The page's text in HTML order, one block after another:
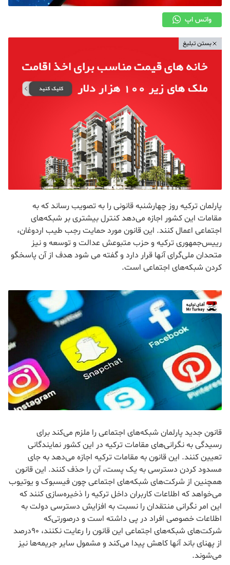
واتس اپ
بستن تبلیغ
پارلمان ترکیه‌ روز چهارشنبه قانونی را به تصویب رساند که به
مقامات این کشور اجازه می‌دهد کنترل بیشتری بر شبکه‌های
اجتماعی اعمال کنند. این قانون مورد حمایت رجب طیب اردوغان،
رییس‌جمهوری ترکیه و حزب متبوعش عدالت و توسعه و نیز
متحدان ملی‌گرای آنها قرار دارد و گفته می شود هدف از آن پاسخگو
کردن شبکه‌های اجتماعی است.
قانون جدید پارلمان شبکه‌های اجتماعی را ملزم می‌کند برای
رسیدگی به نگرانی‌های مقامات ترکیه در این کشور نمایندگانی
تعیین کنند. این قانون به مقامات ترکیه اجازه می‌دهد به جای
مسدود کردن دسترسی به یک پست، آن را حذف کنند. این قانون
همچنین از شرکت‌های شبکه‌های اجتماعی چون فیسبوک و یوتیوب
می‌خواهد که اطلاعات کاربران داخل ترکیه را ذخیره‌سازی کنند که
این امر نگرانی‌ منتقدان را نسبت به افزایش دسترسی دولت به
اطلاعات خصوصی افراد در پی داشته است و درصورتی‌که
شرکت‌های شبکه‌های اجتماعی این قانون را رعایت نکنند، ۹۰درصد
از پهنای باند آنها کاهش پیدا می‌کند و مشمول سایر جریمه‌ها نیز
می‌شوند.